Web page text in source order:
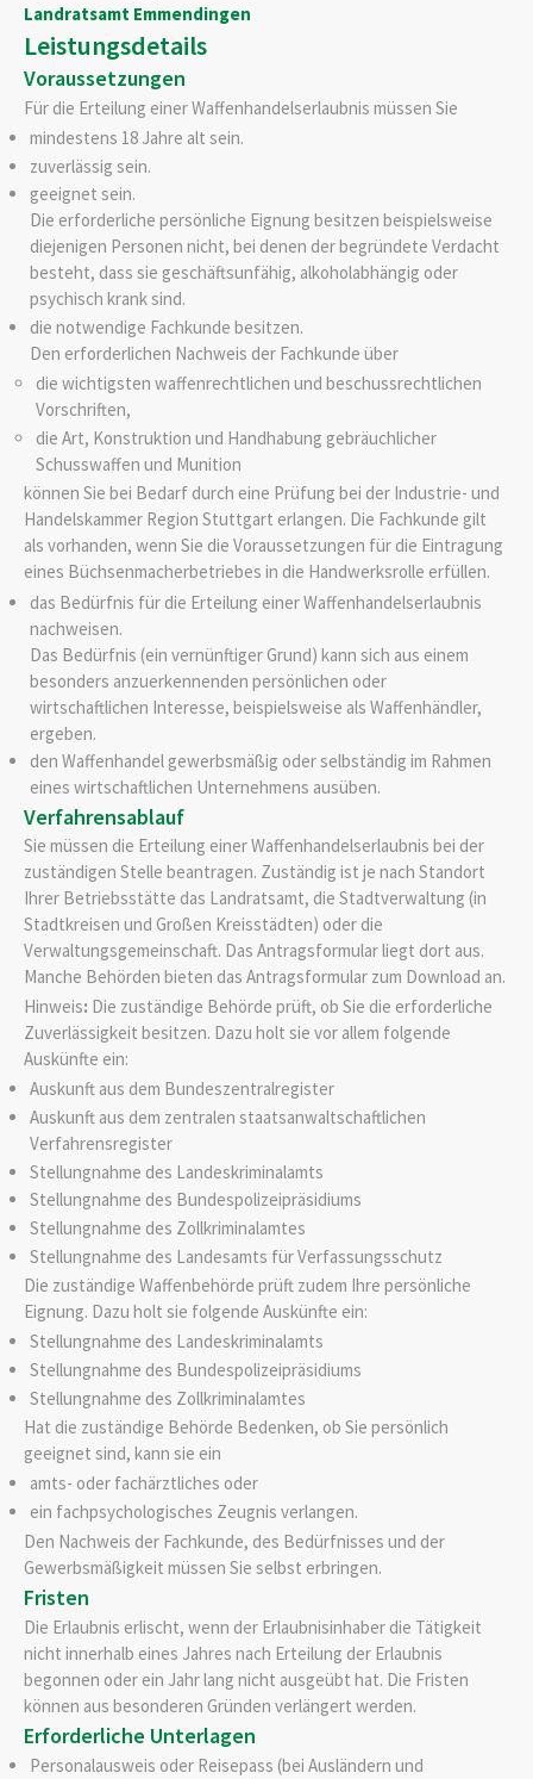
Landratsamt Emmendingen
Leistungsdetails
Voraussetzungen
Für die Erteilung einer Waffenhandelserlaubnis müssen Sie
mindestens 18 Jahre alt sein.
zuverlässig sein.
geeignet sein.
Die erforderliche persönliche Eignung besitzen beispielsweise
diejenigen Personen nicht, bei denen der begründete Verdacht
besteht, dass sie geschäftsunfähig, alkoholabhängig oder
psychisch krank sind.
die notwendige Fachkunde besitzen.
Den erforderlichen Nachweis der Fachkunde über
die wichtigsten waffenrechtlichen und beschussrechtlichen
Vorschriften,
die Art, Konstruktion und Handhabung gebräuchlicher
Schusswaffen und Munition
können Sie bei Bedarf durch eine Prüfung bei der Industrie- und
Handelskammer Region Stuttgart erlangen. Die Fachkunde gilt
als vorhanden, wenn Sie die Voraussetzungen für die Eintragung
eines Büchsenmacherbetriebes in die Handwerksrolle erfüllen.
das Bedürfnis für die Erteilung einer Waffenhandelserlaubnis
nachweisen.
Das Bedürfnis (ein vernünftiger Grund) kann sich aus einem
besonders anzuerkennenden persönlichen oder
wirtschaftlichen Interesse, beispielsweise als Waffenhändler,
ergeben.
den Waffenhandel gewerbsmäßig oder selbständig im Rahmen
eines wirtschaftlichen Unternehmens ausüben.
Verfahrensablauf
Sie müssen die Erteilung einer Waffenhandelserlaubnis bei der
zuständigen Stelle beantragen. Zuständig ist je nach Standort
Ihrer Betriebsstätte das Landratsamt, die Stadtverwaltung (in
Stadtkreisen und Großen Kreisstädten) oder die
Verwaltungsgemeinschaft. Das Antragsformular liegt dort aus.
Manche Behörden bieten das Antragsformular zum Download an.
Hinweis: Die zuständige Behörde prüft, ob Sie die erforderliche
Zuverlässigkeit besitzen. Dazu holt sie vor allem folgende
Auskünfte ein:
Auskunft aus dem Bundeszentralregister
Auskunft aus dem zentralen staatsanwaltschaftlichen
Verfahrensregister
Stellungnahme des Landeskriminalamts
Stellungnahme des Bundespolizeipräsidiums
Stellungnahme des Zollkriminalamtes
Stellungnahme des Landesamts für Verfassungsschutz
Die zuständige Waffenbehörde prüft zudem Ihre persönliche
Eignung. Dazu holt sie folgende Auskünfte ein:
Stellungnahme des Landeskriminalamts
Stellungnahme des Bundespolizeipräsidiums
Stellungnahme des Zollkriminalamtes
Hat die zuständige Behörde Bedenken, ob Sie persönlich
geeignet sind, kann sie ein
amts- oder fachärztliches oder
ein fachpsychologisches Zeugnis verlangen.
Den Nachweis der Fachkunde, des Bedürfnisses und der
Gewerbsmäßigkeit müssen Sie selbst erbringen.
Fristen
Die Erlaubnis erlischt, wenn der Erlaubnisinhaber die Tätigkeit
nicht innerhalb eines Jahres nach Erteilung der Erlaubnis
begonnen oder ein Jahr lang nicht ausgeübt hat. Die Fristen
können aus besonderen Gründen verlängert werden.
Erforderliche Unterlagen
Personalausweis oder Reisepass (bei Ausländern und